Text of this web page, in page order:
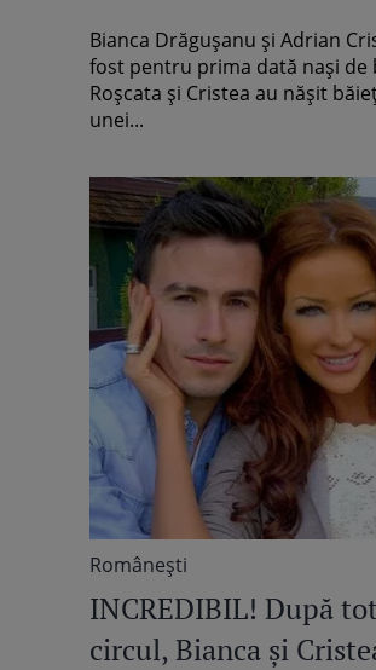
Bianca Drăguşanu şi Adrian
fost pentru prima dată naşi de
Roşcata şi Cristea au năşit
unei...
Româneşti
INCREDIBIL! După tot
circul, Bianca şi